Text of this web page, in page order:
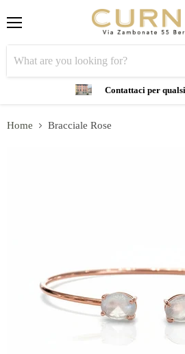
Contattaci per
Home Bracciale Rose